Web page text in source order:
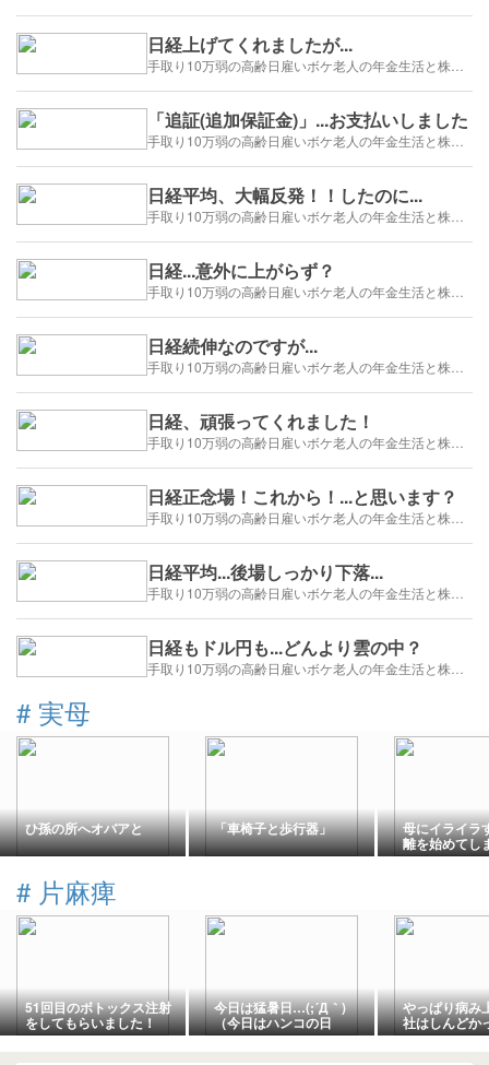
日経上げてくれましたが...
「追証(追加保証金)」...お支払いしました
日経平均、大幅反発！！したのに...
日経...意外に上がらず？
日経続伸なのですが...
日経、頑張ってくれました！
日経正念場！これから！...と思います？
日経平均...後場しっかり下落...
日経もドル円も...どんより雲の中？
# 実母
ひ孫の所へオバアと 「車椅子と歩行器」 母にイライラ
離を始めてし
# 片麻痺
51回目のボトックス注射
をしてもらいました！
(^_^)（今日はハムの日
2026)
今日は猛暑日…(;´Д｀)
（今日はハンコの日
2026）
やっぱり病み
社はしんど
(-_-;)（今日は
2026）